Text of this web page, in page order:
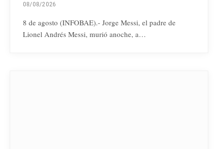
08/08/2026
8 de agosto (INFOBAE).- Jorge Messi, el padre de
Lionel Andrés Messi, murió anoche, a…